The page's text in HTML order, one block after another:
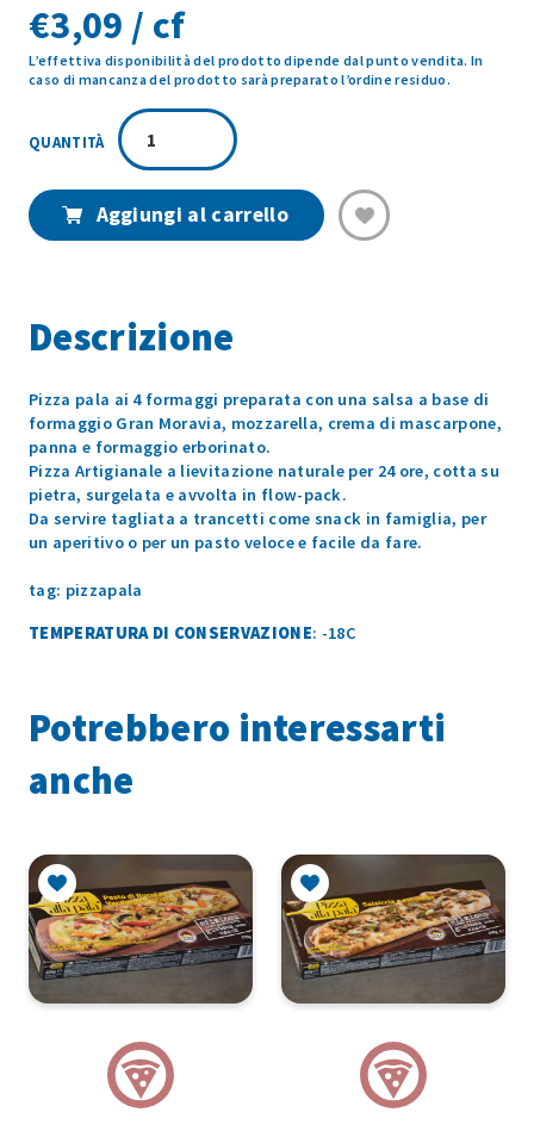
€3,09 / cf
L’effettiva disponibilità del prodotto dipende dal punto vendita. In
caso di mancanza del prodotto sarà preparato l’ordine residuo.
PIZZA
PALA
1PZ
Aggiungi al carrello
Descrizione
Pizza pala ai 4 formaggi preparata con una salsa a base di
formaggio Gran Moravia, mozzarella, crema di mascarpone,
panna e formaggio erborinato.
Pizza Artigianale a lievitazione naturale per 24 ore, cotta su
pietra, surgelata e avvolta in flow-pack.
Da servire tagliata a trancetti come snack in famiglia, per
un aperitivo o per un pasto veloce e facile da fare.
tag: pizzapala
TEMPERATURA DI CONSERVAZIONE: -18C
Potrebbero interessarti
anche